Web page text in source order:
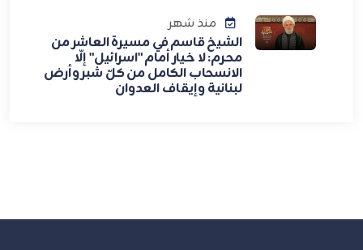
منذ شهر
الشيخ قاسم في مسيرة العاشر من
محرم: لا خيار أمام "اسرائيل" إلّا
الانسحاب الكامل من كلّ شبر وأرض
لبنانية وإيقاف العدوان